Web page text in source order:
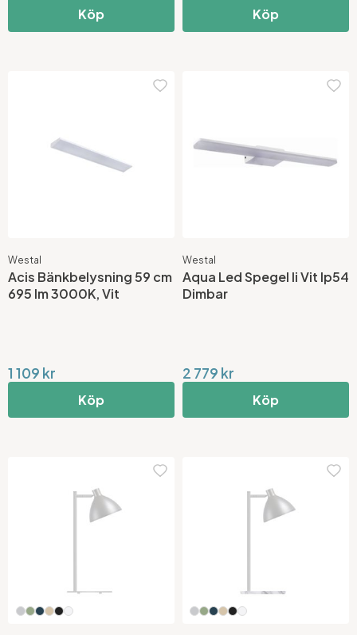
Köp Köp
Westal
Acis Bänkbelysning 59 cm
695 lm 3000K, Vit
1 109 kr
Köp
Westal
Aqua Led Spegel Ii Vit Ip54
Dimbar
2 779 kr
Köp